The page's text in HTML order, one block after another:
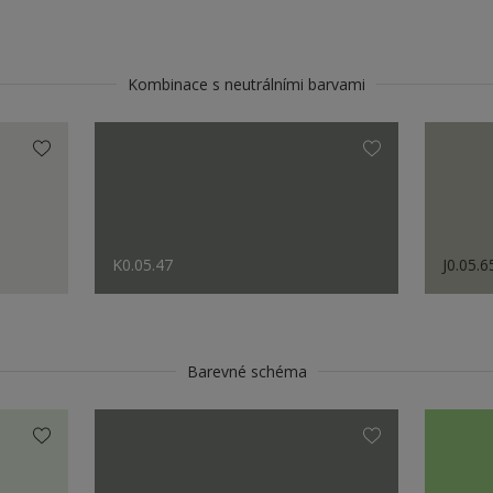
Kombinace s neutrálními barvami
K0.05.47
Barevné schéma